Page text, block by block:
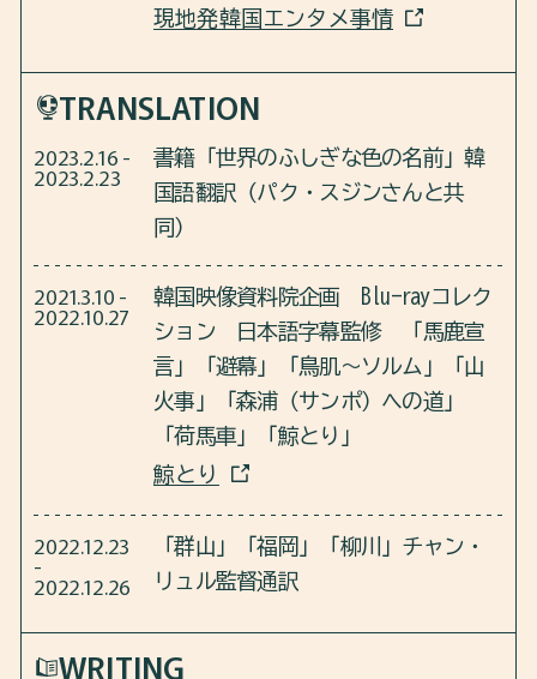
現地発韓国エンタメ事情
TRANSLATION
2023.2.16 -
2023.2.23
書籍「世界のふしぎな色の名前」韓
国語翻訳（パク・スジンさんと共
同）
2021.3.10 -
2022.10.27
韓国映像資料院企画 Blu-rayコレク
ション 日本語字幕監修 「馬鹿宣
言」「避幕」「鳥肌～ソルム」「山
火事」「森浦（サンポ）への道」
「荷馬車」「鯨とり」
鯨とり
2022.12.23
-
2022.12.26
「群山」「福岡」「柳川」チャン・
リュル監督通訳
WRITING